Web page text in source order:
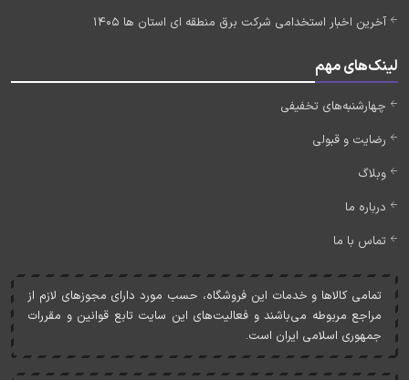
آخرین اخبار استخدامی شرکت برق منطقه ای استان ها 1405
لینک‌های مهم
چهارشنبه‌های تخفیفی
رضایت و قبولی
وبلاگ
درباره ما
تماس با ما
تمامی کالاها و خدمات اين فروشگاه، حسب مورد دارای مجوزهای لازم از
مراجع مربوطه می‌باشند و فعاليت‌های اين سايت تابع قوانين و مقررات
جمهوری اسلامی ايران است.